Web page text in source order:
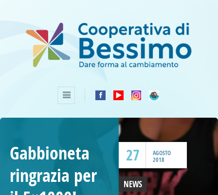
27
AGOSTO
2018
Gabbioneta
ringrazia per
NEWS